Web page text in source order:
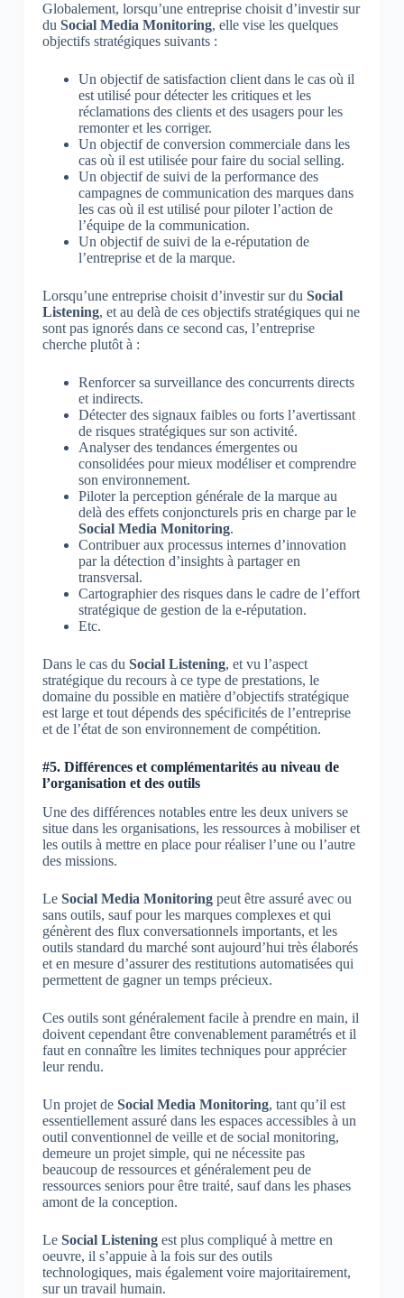
Globalement, lorsqu’une entreprise choisit d’investir sur
du Social Media Monitoring, elle vise les quelques
objectifs stratégiques suivants :
Un objectif de satisfaction client dans le cas où il
est utilisé pour détecter les critiques et les
réclamations des clients et des usagers pour les
remonter et les corriger.
Un objectif de conversion commerciale dans les
cas où il est utilisée pour faire du social selling.
Un objectif de suivi de la performance des
campagnes de communication des marques dans
les cas où il est utilisé pour piloter l’action de
l’équipe de la communication.
Un objectif de suivi de la e-réputation de
l’entreprise et de la marque.
Lorsqu’une entreprise choisit d’investir sur du Social
Listening, et au delà de ces objectifs stratégiques qui ne
sont pas ignorés dans ce second cas, l’entreprise
cherche plutôt à :
Renforcer sa surveillance des concurrents directs
et indirects.
Détecter des signaux faibles ou forts l’avertissant
de risques stratégiques sur son activité.
Analyser des tendances émergentes ou
consolidées pour mieux modéliser et comprendre
son environnement.
Piloter la perception générale de la marque au
delà des effets conjoncturels pris en charge par le
Social Media Monitoring.
Contribuer aux processus internes d’innovation
par la détection d’insights à partager en
transversal.
Cartographier des risques dans le cadre de l’effort
stratégique de gestion de la e-réputation.
Etc.
Dans le cas du Social Listening, et vu l’aspect
stratégique du recours à ce type de prestations, le
domaine du possible en matière d’objectifs stratégique
est large et tout dépends des spécificités de l’entreprise
et de l’état de son environnement de compétition.
#5. Différences et complémentarités au niveau de
l’organisation et des outils
Une des différences notables entre les deux univers se
situe dans les organisations, les ressources à mobiliser et
les outils à mettre en place pour réaliser l’une ou l’autre
des missions.
Le Social Media Monitoringpeut être assuré avec ou
sans outils, sauf pour les marques complexes et qui
génèrent des flux conversationnels importants, et les
outils standard du marché sont aujourd’hui très élaborés
et en mesure d’assurer des restitutions automatisées qui
permettent de gagner un temps précieux.
Ces outils sont généralement facile à prendre en main, il
doivent cependant être convenablement paramétrés et il
faut en connaître les limites techniques pour apprécier
leur rendu.
Un projet de Social Media Monitoring, tant qu’il est
essentiellement assuré dans les espaces accessibles à un
outil conventionnel de veille et de social monitoring,
demeure un projet simple, qui ne nécessite pas
beaucoup de ressources et généralement peu de
ressources seniors pour être traité, sauf dans les phases
amont de la conception.
Le Social Listeningest plus compliqué à mettre en
oeuvre, il s’appuie à la fois sur des outils
technologiques, mais également voire majoritairement,
sur un travail humain.